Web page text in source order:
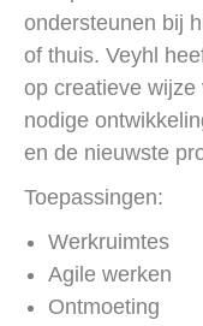
ondersteunen bij
of thuis. Veyhl
op creatieve
nodige
en de nieuwste
Toepassingen:
Werkruimtes
Agile werken
Ontmoeting